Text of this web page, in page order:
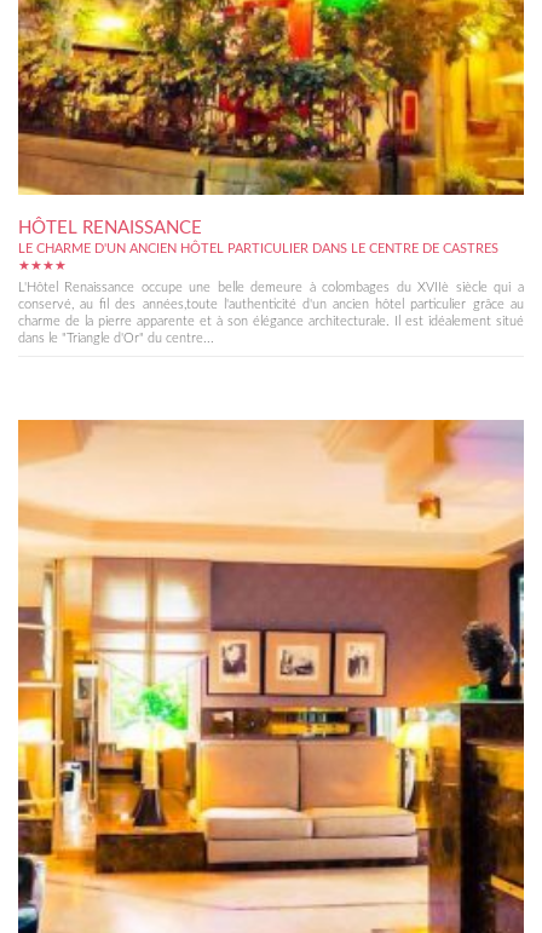
HÔTEL RENAISSANCE
LE CHARME D'UN ANCIEN HÔTEL PARTICULIER DANS LE CENTRE DE CASTRES
★★★★
L'Hôtel Renaissance occupe une belle demeure à colombages du XVIIè siècle qui a
conservé, au fil des années,toute l'authenticité d'un ancien hôtel particulier grâce au
charme de la pierre apparente et à son élégance architecturale. Il est idéalement situé
dans le "Triangle d'Or" du centre...